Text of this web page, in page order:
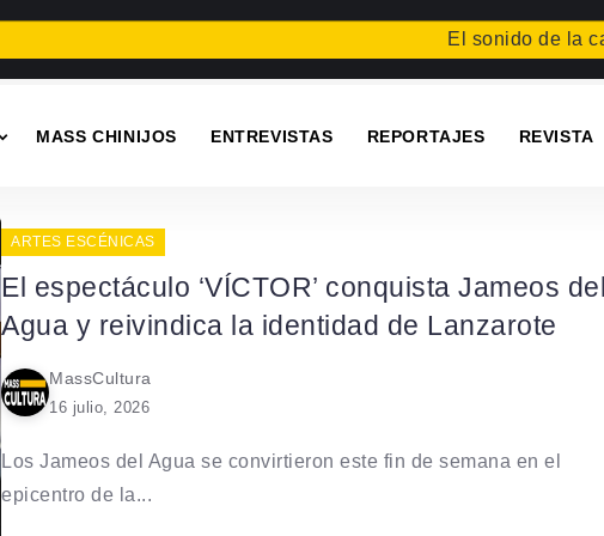
El sonido de la caída
MASS CHINIJOS ENTREVISTAS REPORTAJES REVISTA
ARTES ESCÉNICAS
El espectáculo ‘VÍCTOR’ conquista Jameos del
Agua y reivindica la identidad de Lanzarote
MassCultura
16 julio, 2026
Los Jameos del Agua se convirtieron este fin de semana en el
epicentro de la...